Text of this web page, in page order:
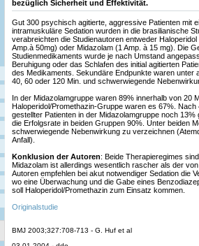
bezüglich Sicherheit und Effektivität.
Gut 300 psychisch agitierte, aggressive Patienten mit
intramuskuläre Sedation wurden in die brasilianische
verabreichten die Studienautoren entweder
Amp.à 50mg) oder Midazolam (1 Amp. à 15 mg). Die
Studienmedikaments wurde je nach Umstand
Beruhigung oder das Schlafen des initial agitierten
des Medikaments. Sekundäre Endpunkte waren unter
40, 60 oder 120 Min. und schwerwiegende
In der Midazolamgruppe waren 89% innerhalb von 20
Haloperidol/Promethazin-Gruppe waren es 67%. Nach
gestellter Patienten in der Midazolamgruppe noch
die Erfolgsrate in beiden Gruppen 90%. Unter beiden
schwerwiegende Nebenwirkung zu verzeichnen
Anfall).
Konklusion der Autoren: Beide Therapieregimes
Midazolam ist allerdings wesentlich rascher als der
Autoren empfehlen bei akut notwendiger Sedation die
wo eine Überwachung und die Gabe eines
soll Haloperidol/Promethazin zum Einsatz kommen.
Originalstudie
BMJ 2003;327:708-713 - G. Huf et al